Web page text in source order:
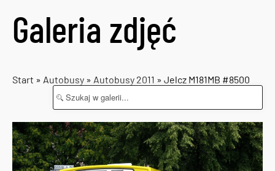
Galeria zdjęć
Start » Autobusy » Autobusy 2011 » Jelcz M181MB #8500